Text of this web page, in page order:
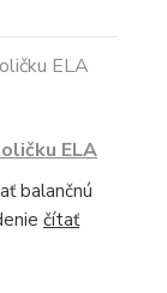
ELA
balančnú
čítať